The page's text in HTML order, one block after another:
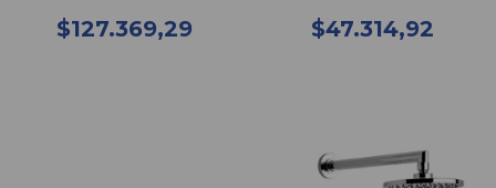
$127.369,29 $47.314,92